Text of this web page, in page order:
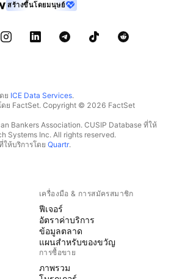
สร้างขึ้นโดยมนุษย์
ย ICE Data Services.
ดย FactSet. Copyright © 2026 FactSet
Bankers Association. CUSIP Database ที่ให้
Systems Inc. All rights reserved.
ให้บริการโดย Quartr.
เครื่องมือ & การสมัครสมาชิก
ฟีเจอร์
อัตราค่าบริการ
ข้อมูลตลาด
แผนสำหรับของขวัญ
การซื้อขาย
ภาพรวม